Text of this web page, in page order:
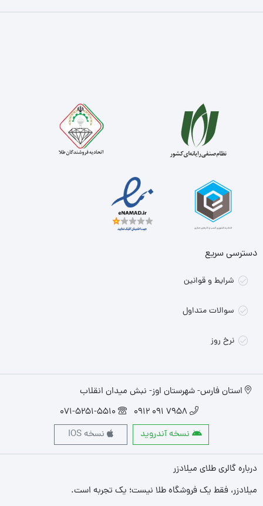
دسترسی سریع
شرایط و قوانین
سوالات متداول
نرخ روز
استان فارس- شهرستان اوز- نبش میدان انقلاب
7958 091 0912
071-5251-5510
نسخه آندروید
نسخه IOS
درباره گالری طلای میلادزر
میلادزر، فقط یک فروشگاه طلا نیست؛ یک تجربه‌ است.